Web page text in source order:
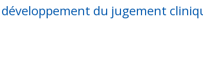
du jugement